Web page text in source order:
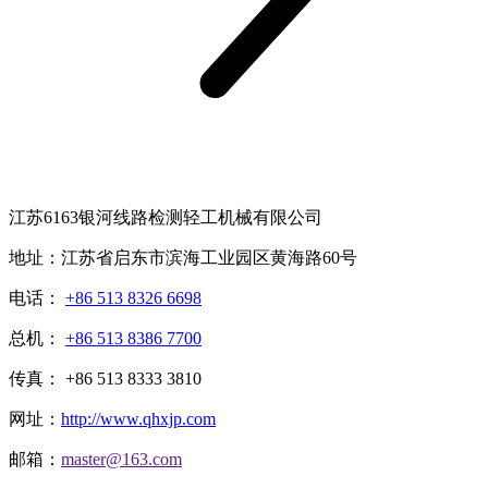
江苏6163银河线路检测轻工机械有限公司
地址：江苏省启东市滨海工业园区黄海路60号
电话： +86 513 8326 6698
总机： +86 513 8386 7700
传真： +86 513 8333 3810
网址： http://www.qhxjp.com
邮箱： master@163.com